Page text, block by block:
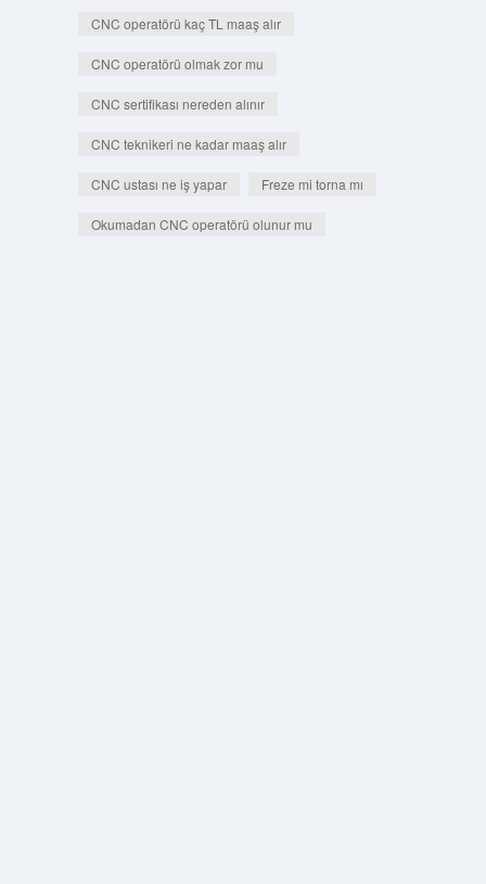
CNC operatörü kaç TL maaş alır
CNC operatörü olmak zor mu
CNC sertifikası nereden alınır
CNC teknikeri ne kadar maaş alır
CNC ustası ne iş yapar Freze mi torna mı
Okumadan CNC operatörü olunur mu